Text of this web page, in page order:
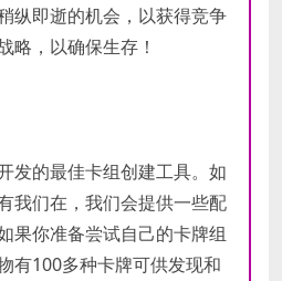
纵即逝的机会，以获得竞争
略，以确保生存！
发的最佳卡组创建工具。如
我们在，我们会提供一些配
果你准备尝试自己的卡牌组
有100多种卡牌可供发现和